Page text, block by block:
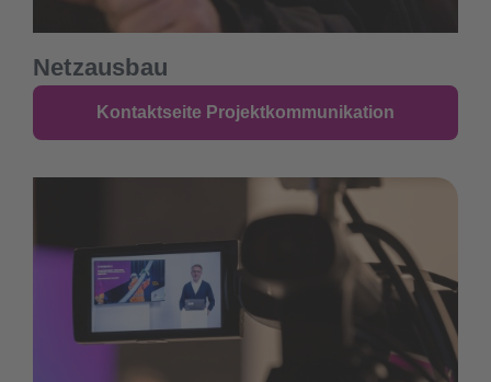
Netzausbau
Kontaktseite Projektkommunikation